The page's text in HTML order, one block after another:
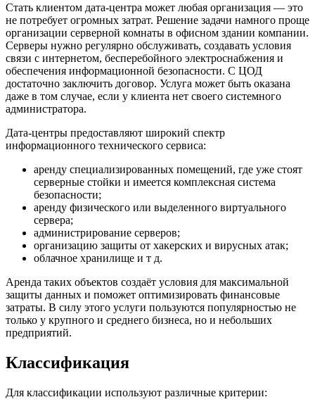
Стать клиентом дата-центра может любая организация — это
не потребует огромных затрат. Решение задачи намного проще
организации серверной комнаты в офисном здании компании.
Серверы нужно регулярно обслуживать, создавать условия
связи с интернетом, бесперебойного электроснабжения и
обеспечения информационной безопасности. С ЦОД
достаточно заключить договор. Услуга может быть оказана
даже в том случае, если у клиента нет своего системного
администратора.
Дата-центры предоставляют широкий спектр
информационного технического сервиса:
аренду специализированных помещений, где уже стоят
серверные стойки и имеется комплексная система
безопасности;
аренду физического или выделенного виртуального
сервера;
администрирование серверов;
организацию защиты от хакерских и вирусных атак;
облачное хранилище и т д.
Аренда таких объектов создаёт условия для максимальной
защиты данных и поможет оптимизировать финансовые
затраты. В силу этого услуги пользуются популярностью не
только у крупного и среднего бизнеса, но и небольших
предприятий.
Классификация
Для классификации используют различные критерии: